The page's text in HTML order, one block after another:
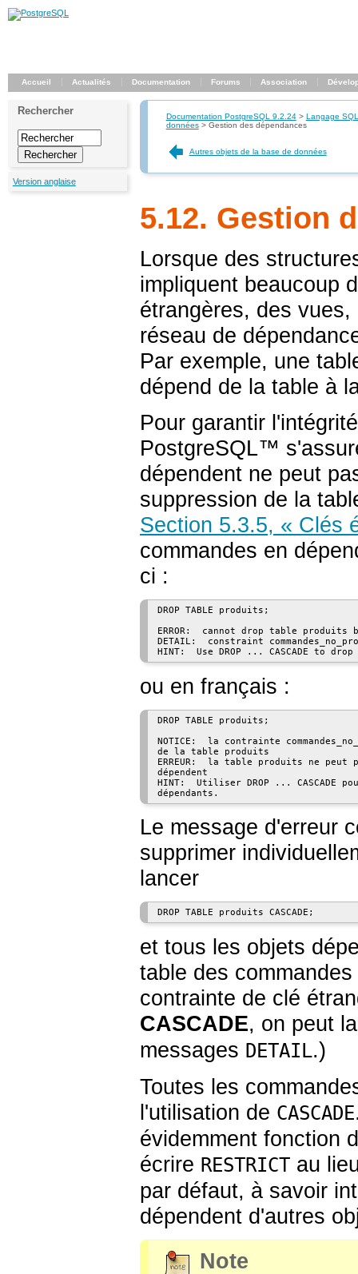
Accueil Actualités Documentation Forums Association
Rechercher
Version anglaise
Documentation PostgreSQL 9.2.24> Langage SQL
données> Gestion des dépendances
Autres objets de la base de données
5.12. Gestion
Lorsque des
impliquent beaucoup
étrangères, des
réseau de
Par exemple, une
dépend de la table à
Pour garantir
PostgreSQL™
dépendent ne peut
suppression de la
Section 5.3.5, « Clés
commandes en
ci :
DROP TABLE produits;
ERROR:  cannot drop table
DETAIL:  constraint
HINT:  Use DROP ... CASCADE to
ou en français :
DROP TABLE produits;
NOTICE:  la contrainte
de la table produits
ERREUR:  la table produits ne
dépendent
HINT:  Utiliser DROP ... CASCADE
dépendants.
Le message d'erreur
supprimer
lancer
DROP TABLE produits CASCADE;
et tous les objets
table des
contrainte de clé
CASCADE, on peut
messages DETAIL.)
Toutes les
l'utilisation de CASCADE
évidemment fonction
écrire RESTRICT au
par défaut, à savoir
dépendent d'autres
Note